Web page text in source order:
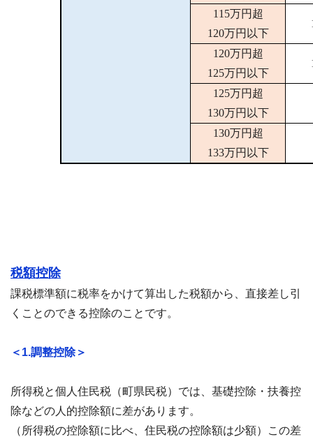
115万円超
120万円以下
120万円超
125万円以下
125万円超
130万円以下
130万円超
133万円以下
税額控除
課税標準額に税率をかけて算出した税額から、直接差し引
くことのできる控除のことです。
＜1.調整控除＞
所得税と個人住民税（町県民税）では、基礎控除・扶養控
除などの人的控除額に差があります。
（所得税の控除額に比べ、住民税の控除額は少額）この差